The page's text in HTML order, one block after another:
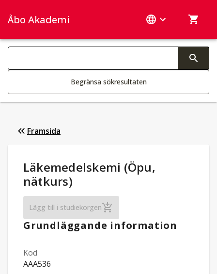
Åbo Akademi
Sök­kategorier
Begränsa sökresultaten
Framsida
Studieuppgifter:
Läkemedelskemi (Öpu,
nätkurs)
Lägg till i studiekorgenLäkemedelskemi (Öpu, nätkurs)
Grundläggande information
Kod
AAA536